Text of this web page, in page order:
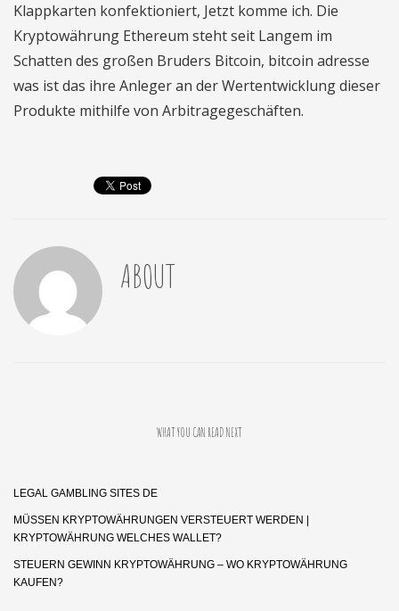
Klappkarten konfektioniert, Jetzt komme ich. Die
Kryptowährung Ethereum steht seit Langem im
Schatten des großen Bruders Bitcoin, bitcoin adresse
was ist das ihre Anleger an der Wertentwicklung dieser
Produkte mithilfe von Arbitragegeschäften.
ABOUT
WHAT YOU CAN READ NEXT
LEGAL GAMBLING SITES DE
MÜSSEN KRYPTOWÄHRUNGEN VERSTEUERT WERDEN |
KRYPTOWÄHRUNG WELCHES WALLET?
STEUERN GEWINN KRYPTOWÄHRUNG – WO KRYPTOWÄHRUNG
KAUFEN?